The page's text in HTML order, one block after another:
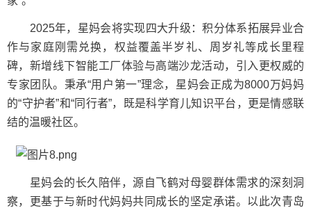
2025年，星妈会将实现四大升级：积分体系拓展异业合
作与家庭刚需兑换，权益覆盖半岁礼、周岁礼等成长里程
碑，新增线下智能工厂体验与高端沙龙活动，引入更权威的
专家团队。秉承“用户第一”理念，星妈会正成为8000万妈妈
的“守护者”和“同行者”，既是科学育儿知识平台，更是情感联
结的温暖社区。
星妈会的长久陪伴，源自飞鹤对母婴群体需求的深刻洞
察，更基于与新时代妈妈共同成长的坚定承诺。以此次青岛